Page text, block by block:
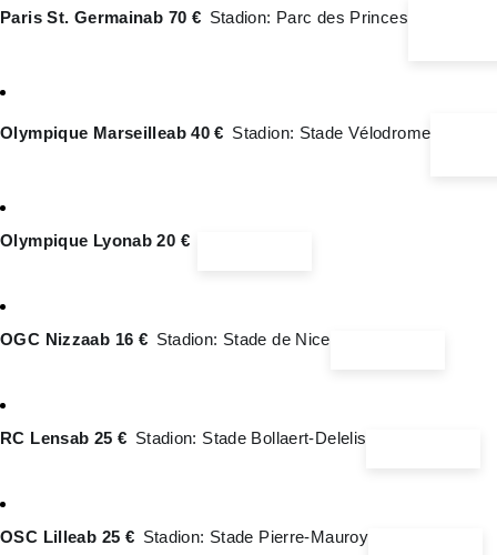
Paris St. Germainab 70 € Stadion: Parc des Princes
Olympique Marseilleab 40 € Stadion: Stade Vélodrome
Olympique Lyonab 20 €
OGC Nizzaab 16 € Stadion: Stade de Nice
RC Lensab 25 € Stadion: Stade Bollaert-Delelis
OSC Lilleab 25 € Stadion: Stade Pierre-Mauroy